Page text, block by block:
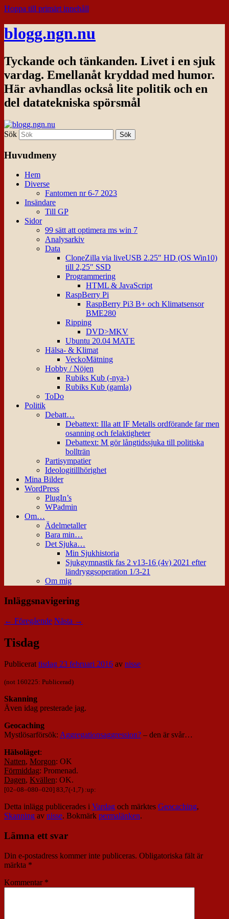
Hoppa till primärt innehåll
blogg.ngn.nu
Tyckande och tänkanden. Livet i en sjuk
vardag. Emellanåt kryddad med humor.
Här avhandlas också lite politik och en
del datatekniska spörsmål
Sök
Huvudmeny
Hem
Diverse
Fantomen nr 6-7 2023
Insändare
Till GP
Sidor
99 sätt att optimera ms win 7
Analysarkiv
Data
CloneZilla via liveUSB 2.25″ HD (OS Win10)
till 2,25″ SSD
Programmering
HTML & JavaScript
RaspBerry Pi
RaspBerry Pi3 B+ och Klimatsensor
BME280
Ripping
DVD>MKV
Ubuntu 20.04 MATE
Hälsa- & Klimat
VeckoMätning
Hobby / Nöjen
Rubiks Kub (-nya-)
Rubiks Kub (gamla)
ToDo
Politik
Debatt…
Debattext: Illa att IF Metalls ordförande far men
osanning och felaktigheter
Debattext: M gör långtidssjuka till politiska
bollträn
Partisympatier
Ideologitillhörighet
Mina Bilder
WordPress
PlugIn’s
WPadmin
Om…
Ädelmetaller
Bara min…
Det Sjuka…
Min Sjukhistoria
Sjukgymnastik fas 2 v13-16 (4v) 2021 efter
ländryggsoperation 1/3-21
Om mig
Inläggsnavigering
← Föregående Nästa →
Tisdag
Publicerattisdag 23 februari 2016 av nisse
(not 160225: Publicerad)
Skanning
Även idag presterade jag.
Geocaching
Mystlösarförsök: Aggregationsaggression? – den är svår…
Hälsoläget:
Natten, Morgon: OK
Förmiddag: Promenad.
Dagen, Kvällen: OK.
[02–08–080–020] 83,7(-1,7) :up:
Detta inlägg publicerades i Vardag och märktes Geocaching,
Skanning av nisse. Bokmärk permalänken.
Lämna ett svar
Din e-postadress kommer inte publiceras. Obligatoriska fält är
märkta *
Kommentar *